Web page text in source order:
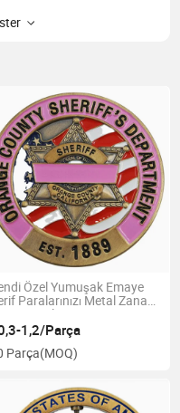
Özel Yumuşak Emaye
Paralarınızı Metal Zanaat
Parası ile Yapın
1,2/Parça
Parça(MOQ)